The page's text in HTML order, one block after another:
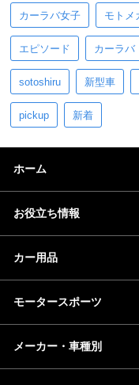
カーラバ女子 モトメ
エピソード カーラバ
sotoshiru 新型車
pickup 新着
ホーム
お役立ち情報
カー用品
モータースポーツ
メーカー・車種別